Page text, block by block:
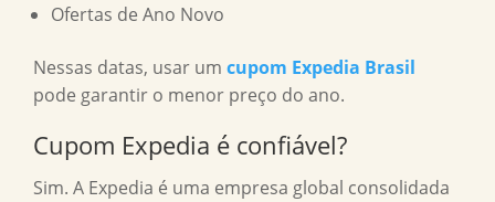
Ofertas de Ano Novo
Nessas datas, usar um cupom Expedia Brasil
pode garantir o menor preço do ano.
Cupom Expedia é confiável?
Sim. A Expedia é uma empresa global consolidada